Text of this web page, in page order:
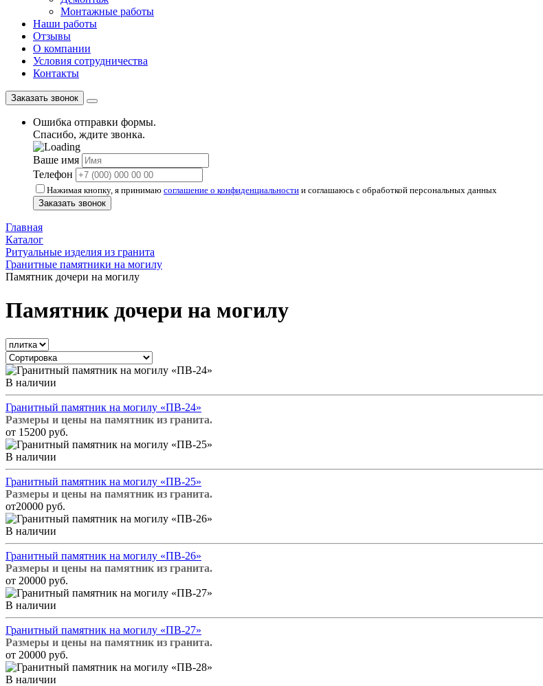
Монтажные работы
Наши работы
Отзывы
О компании
Условия сотрудничества
Контакты
Заказать звонок
Ошибка отправки формы.
Спасибо, ждите звонка.
Ваше имя
Телефон
Нажимая кнопку, я принимаю соглашение о конфиденциальности и соглашаюсь с обработкой персональных данных
Заказать звонок
Главная
Каталог
Ритуальные изделия из гранита
Гранитные памятники на могилу
Памятник дочери на могилу
Памятник дочери на могилу
В наличии
Гранитный памятник на могилу «ПВ-24»
Размеры и цены на памятник из гранита.
от 15200 руб.
В наличии
Гранитный памятник на могилу «ПВ-25»
Размеры и цены на памятник из гранита.
от20000 руб.
В наличии
Гранитный памятник на могилу «ПВ-26»
Размеры и цены на памятник из гранита.
от 20000 руб.
В наличии
Гранитный памятник на могилу «ПВ-27»
Размеры и цены на памятник из гранита.
от 20000 руб.
В наличии